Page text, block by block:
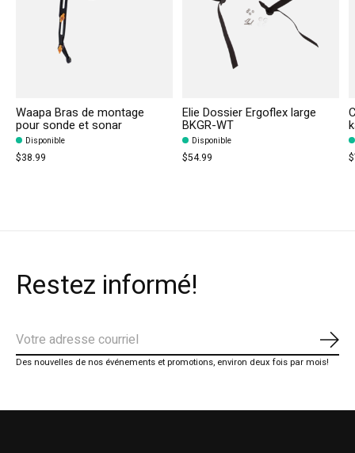
Waapa Bras de montage
pour sonde et sonar
Disponible
$38.99
Elie Dossier Ergoflex large
BKGR-WT
Disponible
$54.99
Restez informé!
Des nouvelles de nos événements et promotions, environ deux fois par mois!